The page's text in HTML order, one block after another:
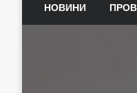
НОВИНИ